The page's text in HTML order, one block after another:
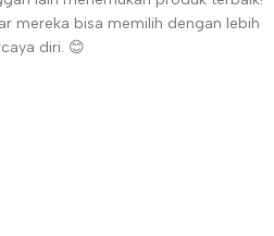
mereka bisa memilih dengan lebih
diri. 😊